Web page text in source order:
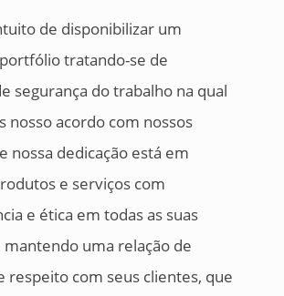
de disponibilizar um
tratando-se de
segurança do trabalho na qual
nosso acordo com nossos
nossa dedicação está em
e serviços com
e ética em todas as suas
mantendo uma relação de
respeito com seus clientes, que